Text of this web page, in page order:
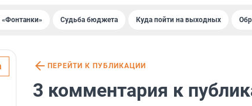
«Фонтанки» Судьба бюджета Куда пойти на выходных
ПЕРЕЙТИ К ПУБЛИКАЦИИ
3 комментария к